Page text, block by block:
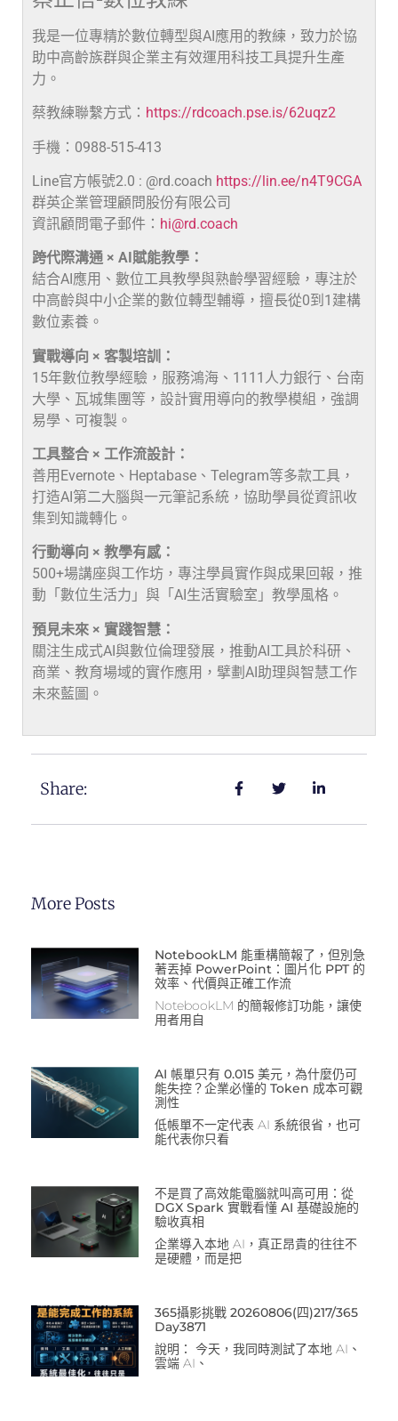
我是一位專精於數位轉型與AI應用的教練，致力於協
助中高齡族群與企業主有效運用科技工具提升生產
力。
蔡教練聯繫方式： https://rdcoach.pse.is/62uqz2
手機：0988-515-413
Line官方帳號2.0 : @rd.coach https://lin.ee/n4T9CGA
群英企業管理顧問股份有限公司
資訊顧問電子郵件： hi@rd.coach
跨代際溝通 × AI賦能教學：
結合AI應用、數位工具教學與熟齡學習經驗，專注於
中高齡與中小企業的數位轉型輔導，擅長從0到1建構
數位素養。
實戰導向 × 客製培訓：
15年數位教學經驗，服務鴻海、1111人力銀行、台南
大學、瓦城集團等，設計實用導向的教學模組，強調
易學、可複製。
工具整合 × 工作流設計：
善用Evernote、Heptabase、Telegram等多款工具，
打造AI第二大腦與一元筆記系統，協助學員從資訊收
集到知識轉化。
行動導向 × 教學有感：
500+場講座與工作坊，專注學員實作與成果回報，推
動「數位生活力」與「AI生活實驗室」教學風格。
預見未來 × 實踐智慧：
關注生成式AI與數位倫理發展，推動AI工具於科研、
商業、教育場域的實作應用，擘劃AI助理與智慧工作
未來藍圖。
Share:
More Posts
NotebookLM 能重構簡報了，但別急
著丟掉 PowerPoint：圖片化 PPT 的
效率、代價與正確工作流
NotebookLM 的簡報修訂功能，讓使
用者用自
AI 帳單只有 0.015 美元，為什麼仍可
能失控？企業必懂的 Token 成本可觀
測性
低帳單不一定代表 AI 系統很省，也可
能代表你只看
不是買了高效能電腦就叫高可用：從
DGX Spark 實戰看懂 AI 基礎設施的
驗收真相
企業導入本地 AI，真正昂貴的往往不
是硬體，而是把
365攝影挑戰 20260806(四)217/365
Day3871
說明： 今天，我同時測試了本地 AI、
雲端 AI、